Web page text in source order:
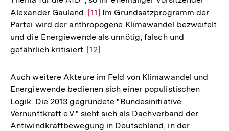
Alexander Gauland. Zur
Auflösung
der
Fußnote
[11] Im Grundsatzprogramm der
Partei wird der anthropogene Klimawandel bezweifelt
und die Energiewende als unnötig, falsch und
gefährlich kritisiert. Zur
der
Fußnote
[12]
Auch weitere Akteure im Feld von Klimawandel und
Energiewende bedienen sich einer populistischen
Logik. Die 2013 gegründete "Bundesinitiative
Vernunftkraft e.V." sieht sich als Dachverband der
Antiwindkraftbewegung in Deutschland, in der